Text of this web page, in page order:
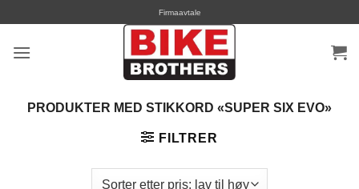
content
Firmaavtale
PRODUKTER MED STIKKORD «SUPER SIX EVO»
FILTRER